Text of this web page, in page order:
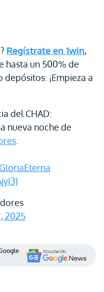
Regístrate en 1win,
hasta un 500% de
¡Empieza a
del CHAD:
nueva noche de
2025